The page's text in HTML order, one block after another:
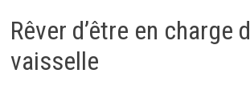
Rêver d’être en charge
vaisselle